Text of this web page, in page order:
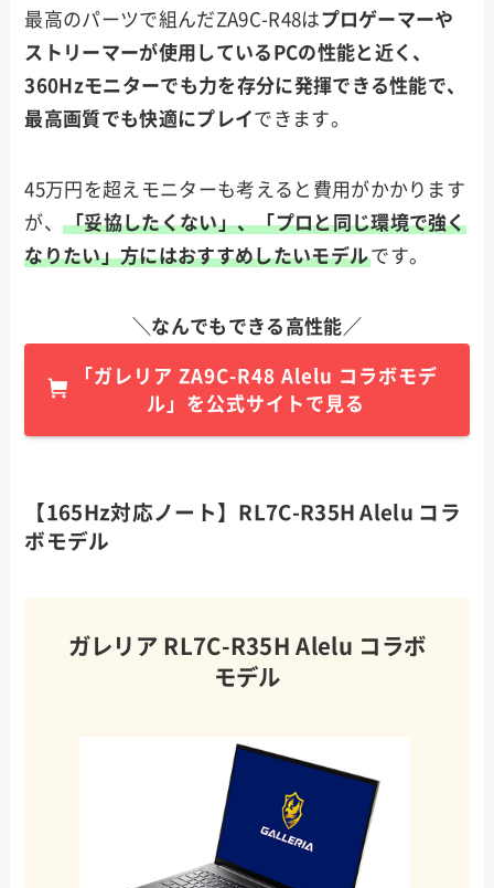
最高のパーツで組んだZA9C-R48はプロゲーマーや
ストリーマーが使用しているPCの性能と近く、
360Hzモニターでも力を存分に発揮できる性能で、
最高画質でも快適にプレイできます。
45万円を超えモニターも考えると費用がかかります
が、「妥協したくない」、「プロと同じ環境で強く
なりたい」方にはおすすめしたいモデルです。
＼なんでもできる高性能／
「 ガレリア ZA9C-R48 Alelu コラボモデ
ル 」を公式サイトで見る
【165Hz対応ノート】RL7C-R35H Alelu コラ
ボモデル
ガレリア RL7C-R35H Alelu コラボ
モデル